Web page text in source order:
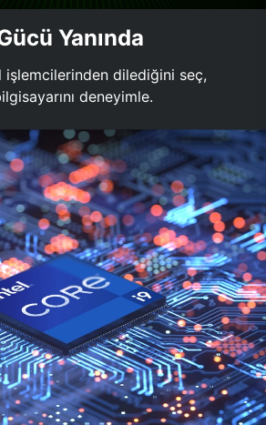
Yanında
işlemcilerinden dilediğini seç,
deneyimle.